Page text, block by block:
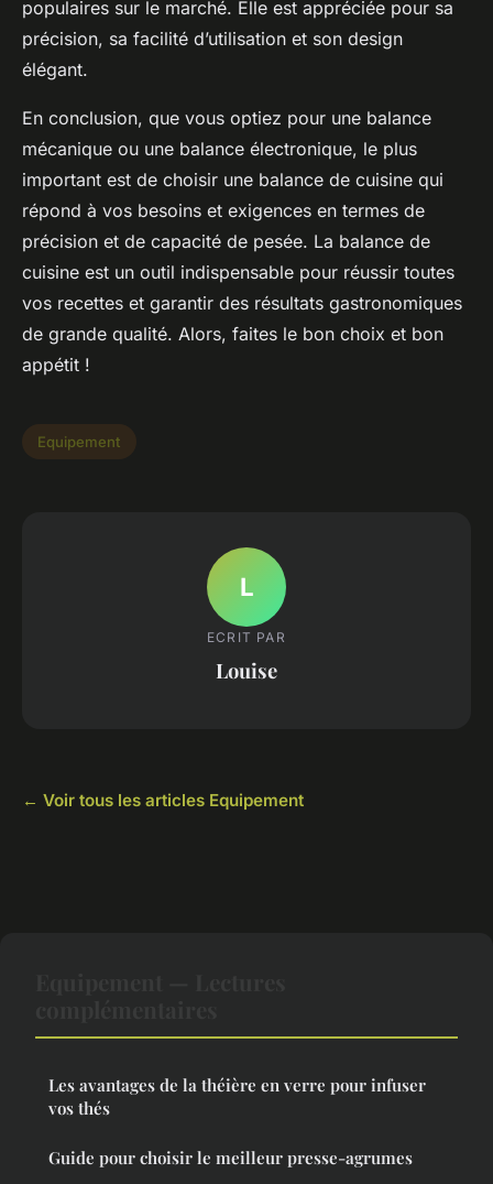
populaires sur le marché. Elle est appréciée pour sa
précision, sa facilité d’utilisation et son design
élégant.
En conclusion, que vous optiez pour une balance
mécanique ou une balance électronique, le plus
important est de choisir une balance de cuisine qui
répond à vos besoins et exigences en termes de
précision et de capacité de pesée. La balance de
cuisine est un outil indispensable pour réussir toutes
vos recettes et garantir des résultats gastronomiques
de grande qualité. Alors, faites le bon choix et bon
appétit !
Equipement
L
ECRIT PAR
Louise
← Voir tous les articles Equipement
Les avantages de la théière en verre pour infuser
vos thés
Guide pour choisir le meilleur presse-agrumes